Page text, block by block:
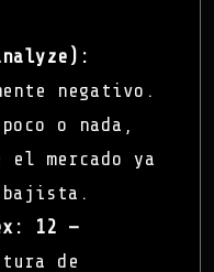
negativo.
o nada,
mercado ya
bajista.
12 —
de